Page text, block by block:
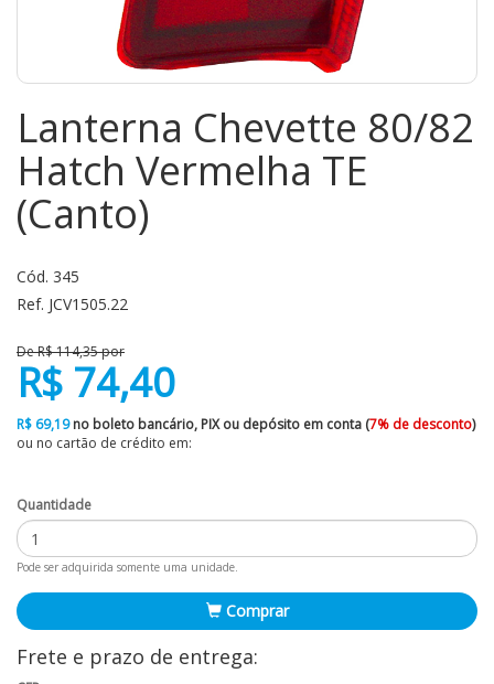
Lanterna Chevette 80/82
Hatch Vermelha TE
(Canto)
Cód. 345
Ref. JCV1505.22
De R$ 114,35 por
R$ 74,40
R$ 69,19no boleto bancário, PIX ou depósito em conta (7% de desconto)
ou no cartão de crédito em:
Quantidade
Pode ser adquirida somente uma unidade.
Comprar
Frete e prazo de entrega: